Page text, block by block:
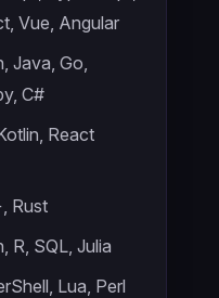
Vue, Angular
Java, Go,
C#
React
Rust
R, SQL, Julia
Lua, Perl